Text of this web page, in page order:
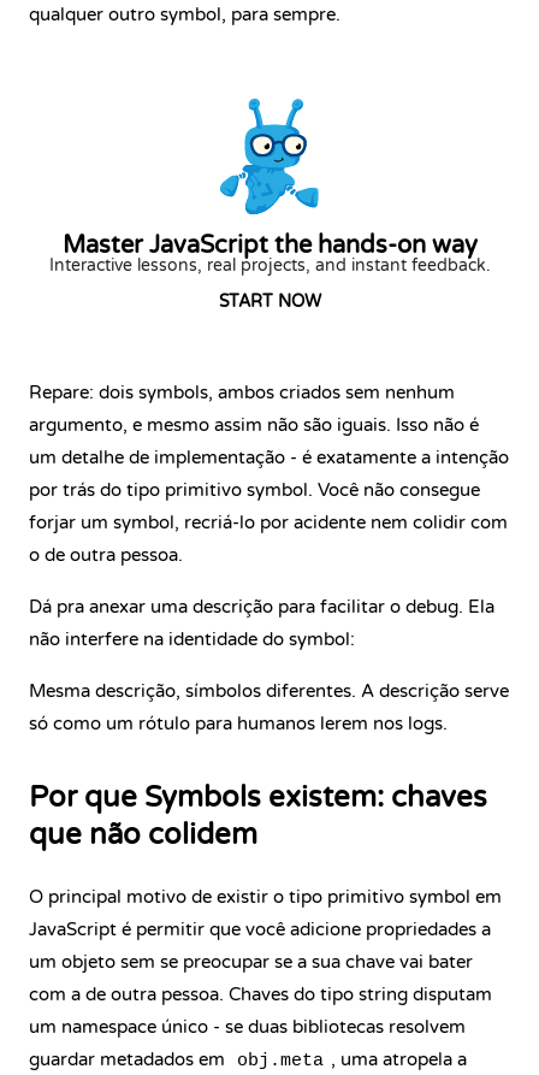
qualquer outro symbol, para sempre.
Master JavaScript the hands-on way
Interactive lessons, real projects, and instant feedback.
START NOW
Repare: dois symbols, ambos criados sem nenhum
argumento, e mesmo assim não são iguais. Isso não é
um detalhe de implementação - é exatamente a intenção
por trás do tipo primitivo symbol. Você não consegue
forjar um symbol, recriá-lo por acidente nem colidir com
o de outra pessoa.
Dá pra anexar uma descrição para facilitar o debug. Ela
não interfere na identidade do symbol:
Mesma descrição, símbolos diferentes. A descrição serve
só como um rótulo para humanos lerem nos logs.
Por que Symbols existem: chaves
que não colidem
O principal motivo de existir o tipo primitivo symbol em
JavaScript é permitir que você adicione propriedades a
um objeto sem se preocupar se a sua chave vai bater
com a de outra pessoa. Chaves do tipo string disputam
um namespace único - se duas bibliotecas resolvem
guardar metadados em
obj.meta , uma atropela a